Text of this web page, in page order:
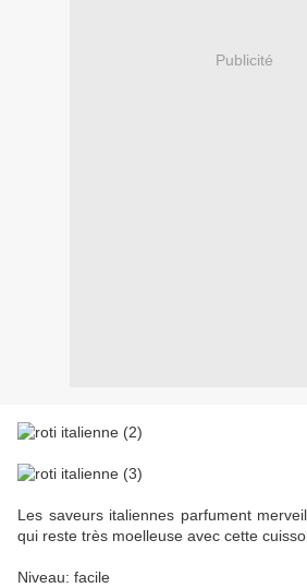
Publicité
Les saveurs italiennes parfument
qui reste très moelleuse avec cette
Niveau: facile